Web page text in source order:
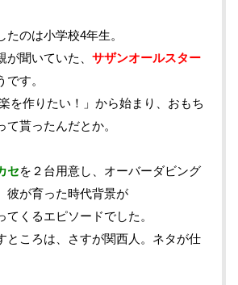
のは小学校4年生。
聞いていた、 サザンオールスター
す。
を作りたい！」から始まり、おもち
て貰ったんだとか。
セを２台用意し、オーバーダビング
彼が育った時代背景が
くるエピソードでした。
ころは、さすが関西人。ネタが仕